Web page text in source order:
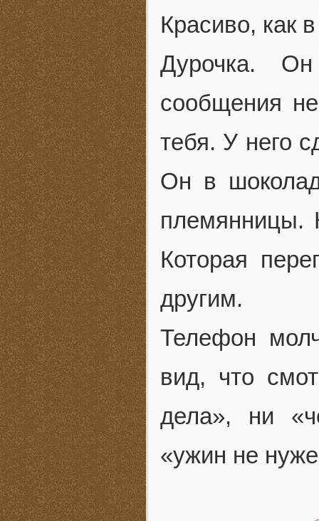
Красиво, как
Дурочка.
сообщения
тебя. У него
Он в
племянницы.
Которая
другим.
Телефон
вид, что
дела», ни
«ужин не